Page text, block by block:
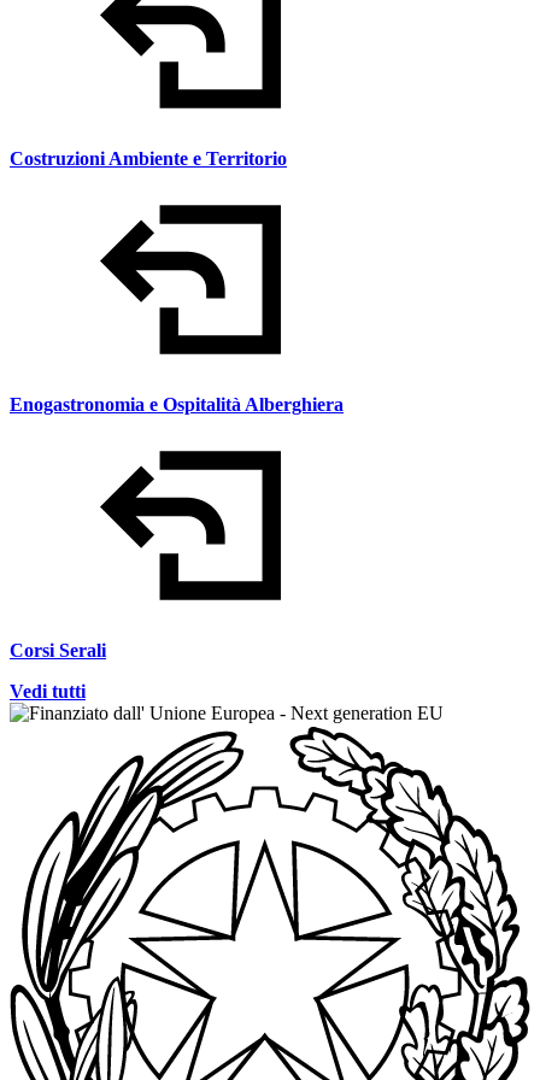
Costruzioni Ambiente e Territorio
Enogastronomia e Ospitalità Alberghiera
Corsi Serali
Vedi tutti